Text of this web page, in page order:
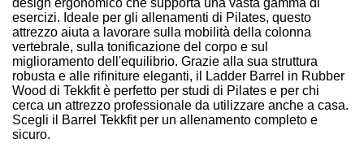
design ergonomico che supporta una vasta gamma di
esercizi. Ideale per gli allenamenti di Pilates, questo
attrezzo aiuta a lavorare sulla mobilità della colonna
vertebrale, sulla tonificazione del corpo e sul
miglioramento dell'equilibrio. Grazie alla sua struttura
robusta e alle rifiniture eleganti, il Ladder Barrel in Rubber
Wood di Tekkfit è perfetto per studi di Pilates e per chi
cerca un attrezzo professionale da utilizzare anche a casa.
Scegli il Barrel Tekkfit per un allenamento completo e
sicuro.